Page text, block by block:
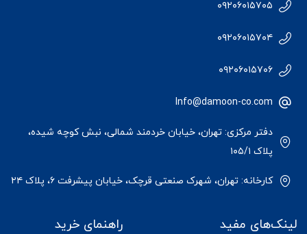
۰۹۲۰۶۰۱۵۷۰۵
۰۹۲۰۶۰۱۵۷۰۴
۰۹۲۰۶۰۱۵۷۰۶
Info@damoon-co.com
دفتر مرکزی: تهران، خیابان خردمند شمالی، نبش کوچه شیده،
پلاک ۱۰۵/۱
کارخانه: تهران، شهرک صنعتی قرچک، خیابان پیشرفت ۶، پلاک ۲۴
لینک‌های مفید راهنمای خرید